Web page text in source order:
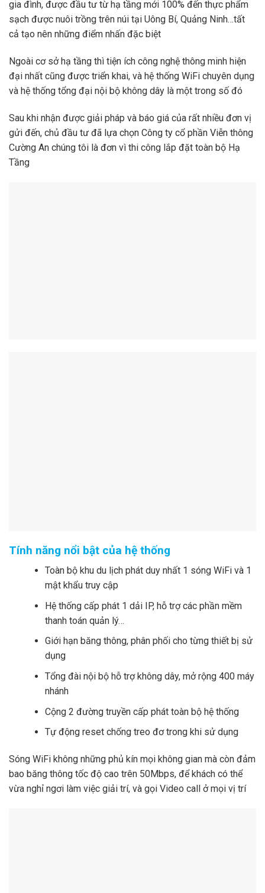
gia đình, được đầu tư từ hạ tầng mới 100% đến thực phẩm
sạch được nuôi trồng trên núi tại Uông Bí, Quảng Ninh…tất
cả tạo nên những điểm nhấn đặc biệt
Ngoài cơ sở hạ tầng thì tiện ích công nghệ thông minh hiện
đại nhất cũng được triển khai, và hệ thống WiFi chuyên dụng
và hệ thống tổng đại nội bộ không dây là một trong số đó
Sau khi nhận được giải pháp và báo giá của rất nhiều đơn vị
gửi đến, chủ đầu tư đã lựa chọn Công ty cổ phần Viễn thông
Cường An chúng tôi là đơn vì thi công lắp đặt toàn bộ Hạ
Tầng
Tính năng nổi bật của hệ thống
Toàn bộ khu du lịch phát duy nhất 1 sóng WiFi và 1
mật khẩu truy cập
Hệ thống cấp phát 1 dải IP, hỗ trợ các phần mềm
thanh toán quản lý…
Giới hạn băng thông, phân phối cho từng thiết bị sử
dụng
Tổng đài nội bộ hỗ trợ không dây, mở rộng 400 máy
nhánh
Cộng 2 đường truyền cấp phát toàn bộ hệ thống
Tự động reset chống treo đơ trong khi sử dụng
Sóng WiFi không những phủ kín mọi không gian mà còn đảm
bao băng thông tốc độ cao trên 50Mbps, để khách có thể
vừa nghỉ ngơi làm việc giải trí, và gọi Video call ở mọi vị trí